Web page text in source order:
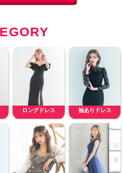
ロングドレス 袖ありドレス